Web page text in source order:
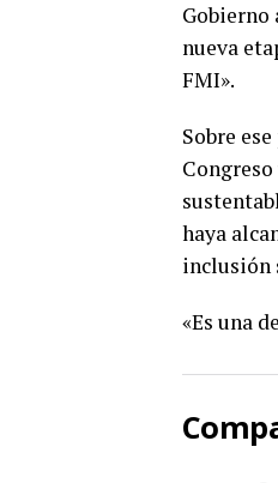
Gobierno
nueva
FMI».
Sobre
haya
inclusión
«Es una